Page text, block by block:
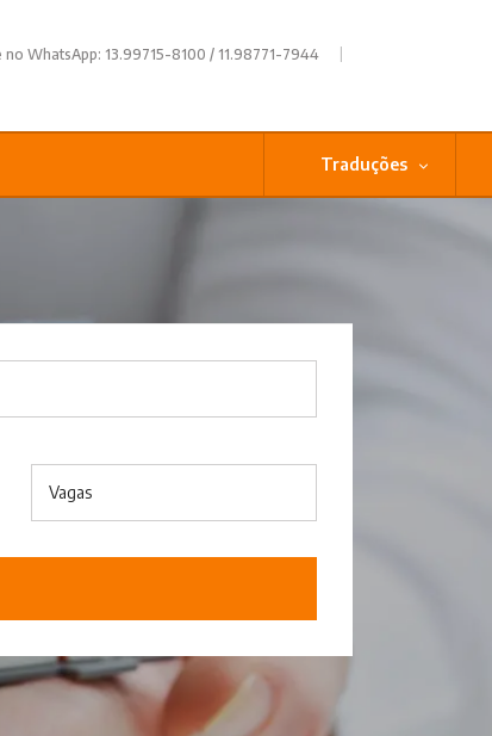
no WhatsApp: 13.99715-8100 / 11.98771-7944 |
Traduções
Vagas